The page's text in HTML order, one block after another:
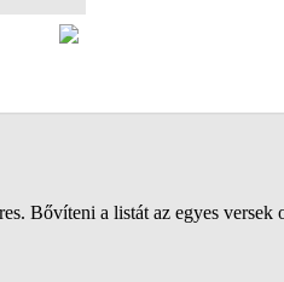
Bővíteni a listát az egyes versek